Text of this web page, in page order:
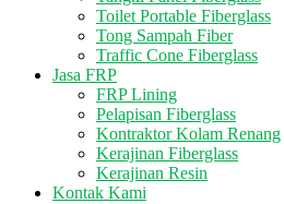
Toilet Portable Fiberglass
Tong Sampah Fiber
Traffic Cone Fiberglass
Jasa FRP
FRP Lining
Pelapisan Fiberglass
Kontraktor Kolam Renang
Kerajinan Fiberglass
Kerajinan Resin
Kontak Kami